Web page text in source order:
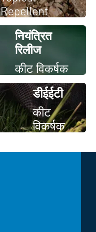
Repellent
नियंत्रित
रिलीज
कीट विकर्षक
डीईईटी
कीट
विकर्षक